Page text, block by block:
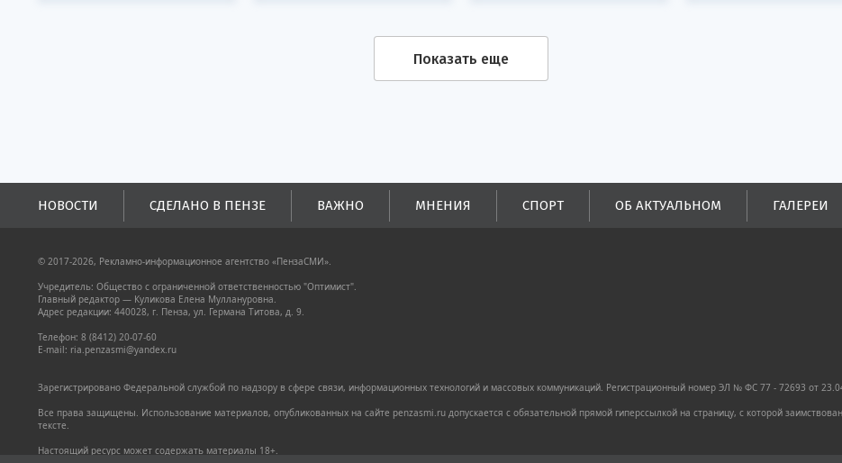
Показать еще
НОВОСТИ СДЕЛАНО В ПЕНЗЕ ВАЖНО МНЕНИЯ СПОРТ ОБ АКТУАЛЬНОМ ГАЛЕРЕИ
© 2017-2026, Рекламно-информационное агентство «ПензаСМИ».
Учредитель: Общество с ограниченной ответственностью "Оптимист".
Главный редактор — Куликова Елена Муллануровна.
Адрес редакции: 440028, г. Пенза, ул. Германа Титова, д. 9.
Телефон: 8 (8412) 20-07-60
E-mail: ria.penzasmi@yandex.ru
Зарегистрировано Федеральной службой по надзору в сфере связи, информационных технологий и массовых коммуникаций. Регистрационный номер ЭЛ № ФС 77 - 72693 от
Все права защищены. Использование материалов, опубликованных на сайте penzasmi.ru допускается с обязательной прямой гиперссылкой на страницу, с которой
тексте.
Настоящий ресурс может содержать материалы 18+.